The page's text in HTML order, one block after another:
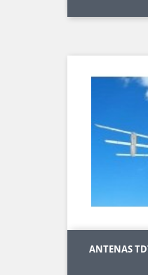
ANTENAS